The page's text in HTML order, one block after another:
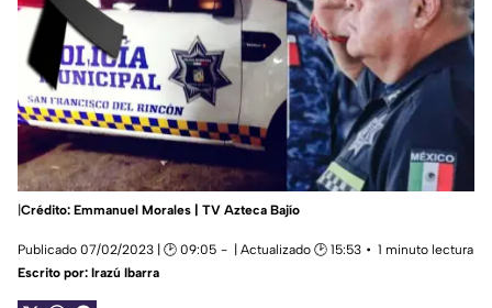
Crédito: Emmanuel Morales | TV Azteca Bajío
Publicado 07/02/2023 | 🕑 09:05 | Actualizado 🕑 15:53
1 minuto lectura
Escrito por: Irazú Ibarra